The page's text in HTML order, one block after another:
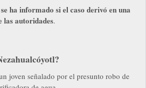
ha informado si el caso derivó en una
las autoridades.
joven señalado por el presunto robo de